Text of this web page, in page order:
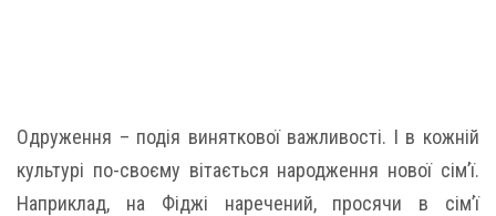
Одруження – подія виняткової важливості. І в кожній
культурі по-своєму вітається народження нової сім’ї.
Наприклад, на Фіджі наречений, просячи в сім’ї